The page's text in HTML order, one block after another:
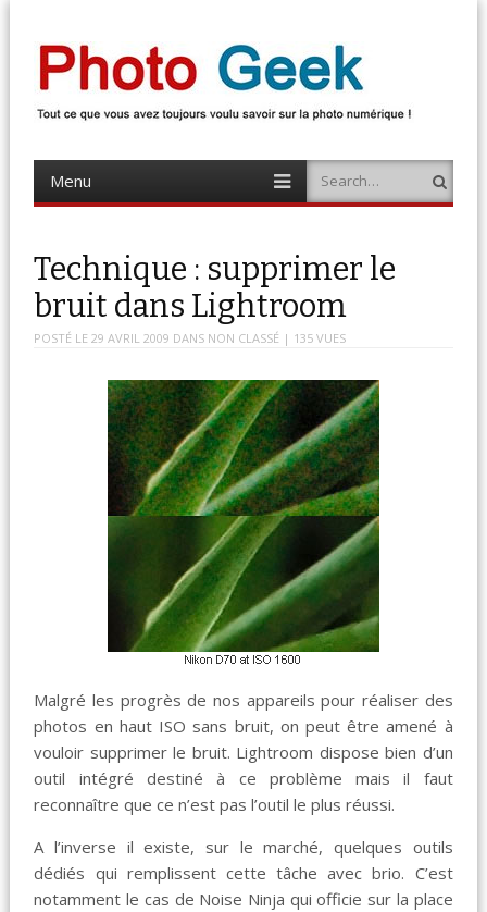
Photo Geek
Menu
content
Search
Technique : supprimer le
bruit dans Lightroom
POSTÉ LE 29 AVRIL 2009 DANS NON CLASSÉ | 135 VUES
Malgré les progrès de nos appareils pour réaliser des
photos en haut ISO sans bruit, on peut être amené à
vouloir supprimer le bruit. Lightroom dispose bien d’un
outil intégré destiné à ce problème mais il faut
reconnaître que ce n’est pas l’outil le plus réussi.
A l’inverse il existe, sur le marché, quelques outils
dédiés qui remplissent cette tâche avec brio. C’est
notamment le cas de Noise Ninja qui officie sur la place